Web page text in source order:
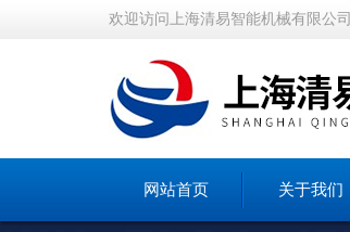
欢迎访问上海清易智能机械有限公
网站首页 关于我们